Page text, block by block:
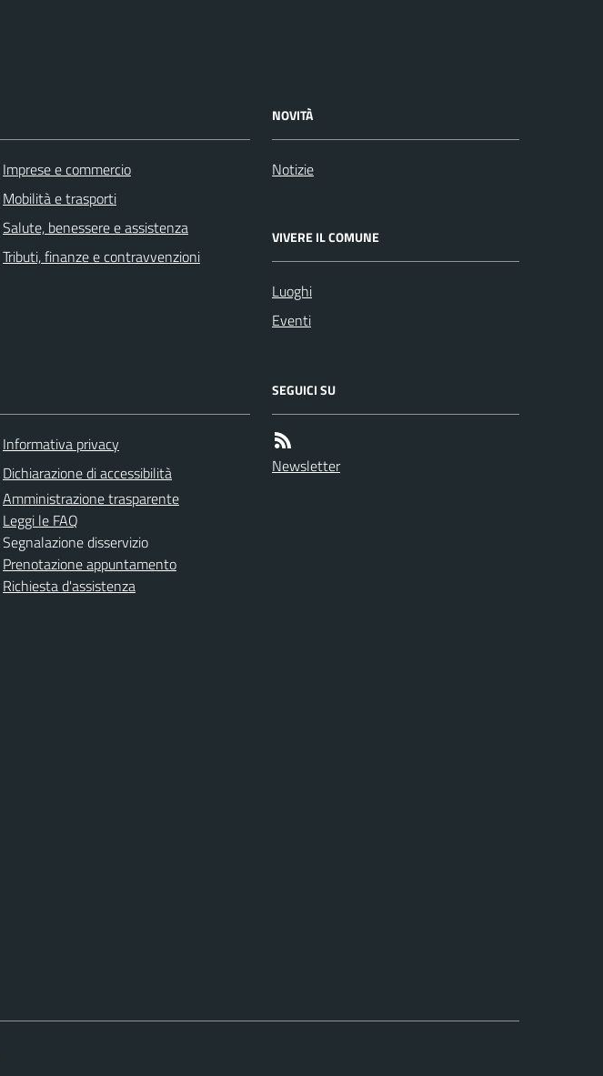
Imprese e commercio
Mobilità e trasporti
Salute, benessere e assistenza
Tributi, finanze e contravvenzioni
NOVITÀ
Notizie
VIVERE IL COMUNE
Luoghi
Eventi
Informativa privacy
Dichiarazione di accessibilità
Amministrazione trasparente
Leggi le FAQ
Segnalazione disservizio
Prenotazione appuntamento
Richiesta d'assistenza
SEGUICI SU
Newsletter